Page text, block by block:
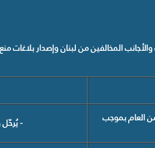
والأجانب المخالفين من لبنان وإصدار بلاغات
العام بموجب
- يُرحّل